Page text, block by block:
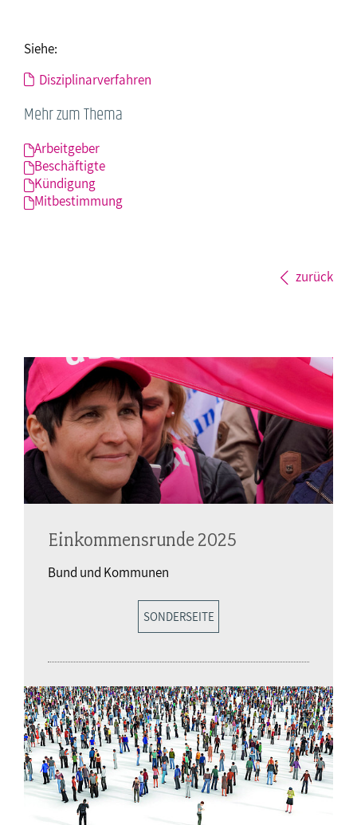
Siehe:
Disziplinarverfahren
Mehr zum Thema
Arbeitgeber
Beschäftigte
Kündigung
Mitbestimmung
zurück
Einkommensrunde 2025
Bund und Kommunen
SONDERSEITE